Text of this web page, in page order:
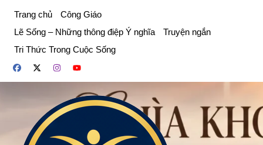
phần
dung
Trang chủ
Công Giáo
Lẽ Sống – Những thông điệp Ý nghĩa
Truyện ngắn
Tri Thức Trong Cuộc Sống